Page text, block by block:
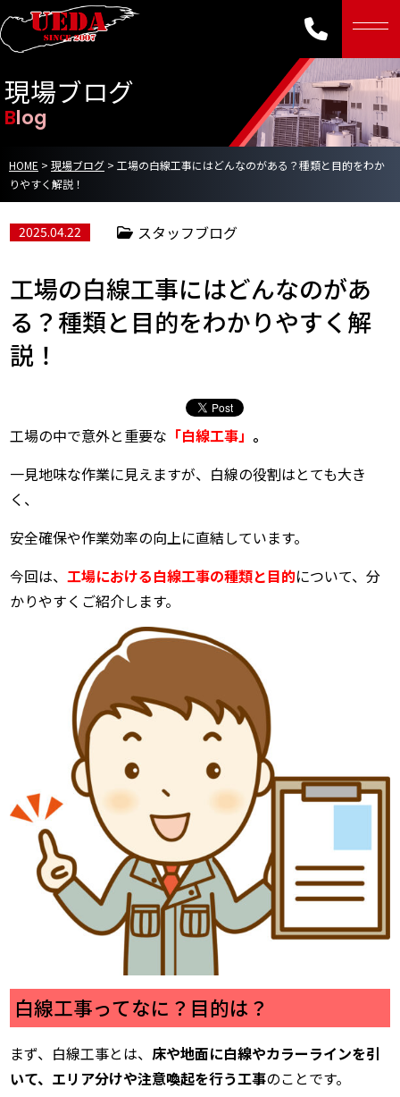
現場ブログ
Blog
HOME > 現場ブログ > 工場の白線工事にはどんなのがある？種類と目的をわか
りやすく解説！
2025.04.22 スタッフブログ
工場の白線工事にはどんなのがあ
る？種類と目的をわかりやすく解
説！
工場の中で意外と重要な 「白線工事」。
一見地味な作業に見えますが、白線の役割はとても大き
く、
安全確保や作業効率の向上に直結しています。
今回は、工場における白線工事の種類と目的について、分
かりやすくご紹介します。
白線工事ってなに？目的は？
まず、白線工事とは、床や地面に白線やカラーラインを引
いて、エリア分けや注意喚起を行う工事のことです。